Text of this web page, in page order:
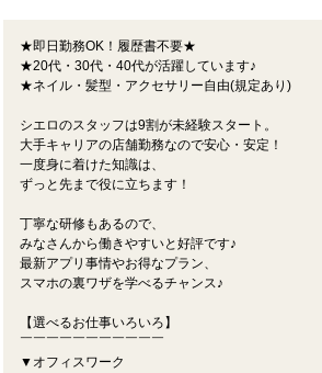
★即日勤務OK！履歴書不要★
★20代・30代・40代が活躍しています♪
★ネイル・髪型・アクセサリー自由(規定あり)
シエロのスタッフは9割が未経験スタート。
大手キャリアの店舗勤務なので安心・安定！
一度身に着けた知識は、
ずっと先まで役に立ちます！
丁寧な研修もあるので、
みなさんから働きやすいと好評です♪
最新アプリ事情やお得なプラン、
スマホの裏ワザを学べるチャンス♪
【選べるお仕事いろいろ】
￣￣￣￣￣￣￣￣￣￣￣
▼オフィスワーク